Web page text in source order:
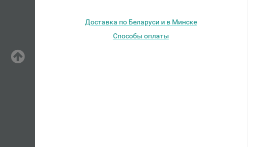
Доставка по Беларуси и в Минске
Способы оплаты